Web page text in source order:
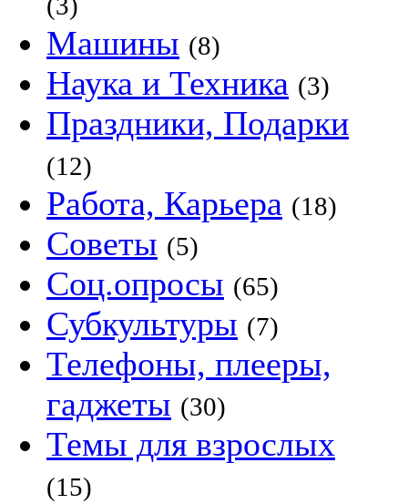
Машины (8)
Наука и Техника (3)
Праздники, Подарки
(12)
Работа, Карьера (18)
Советы (5)
Соц.опросы (65)
Субкультуры (7)
Телефоны, плееры,
гаджеты (30)
Темы для взрослых
(15)